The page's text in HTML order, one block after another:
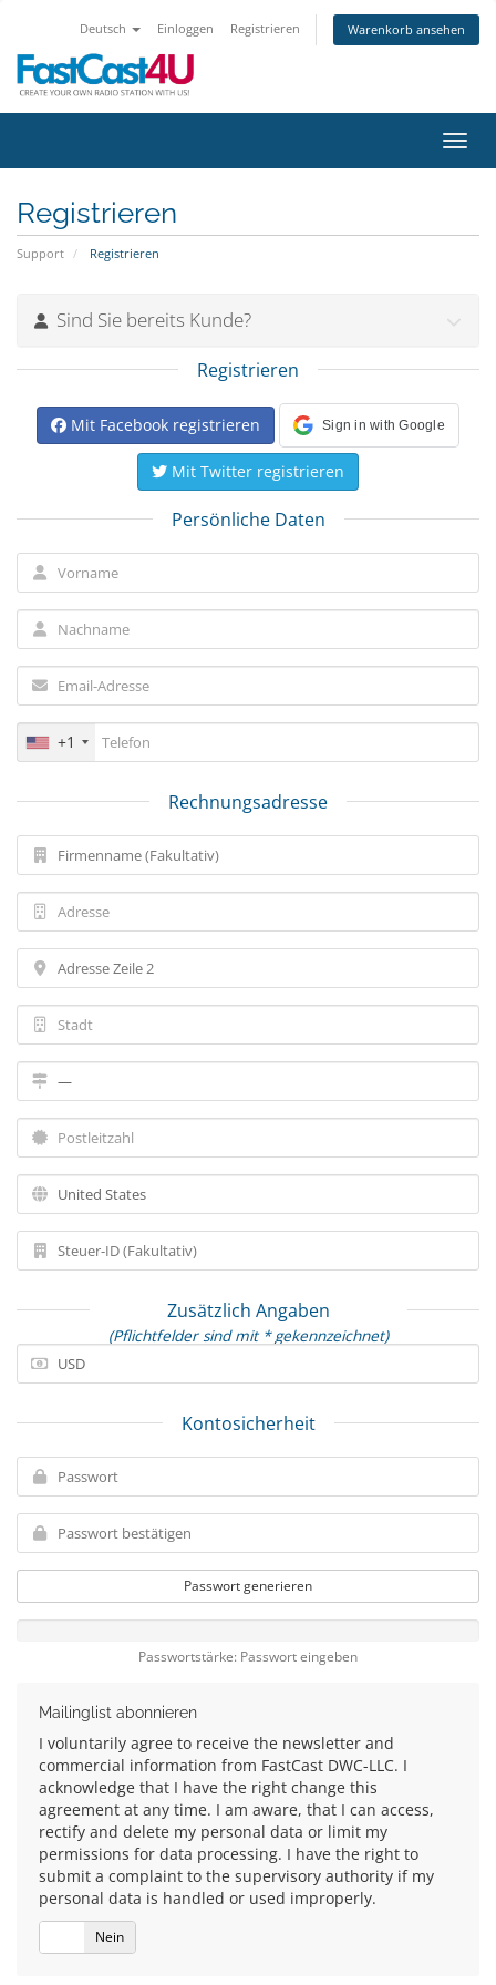
Deutsch Einloggen Registrieren Warenkorb ansehen
Registrieren
Support Registrieren
Sind Sie bereits Kunde?
Registrieren
Mit Facebook registrieren Sign in with Google
Mit Twitter registrieren
Persönliche Daten
+1
Rechnungsadresse
Zusätzlich Angaben
(Pflichtfelder sind mit * gekennzeichnet)
Kontosicherheit
Passwort generieren
Passwortstärke: Passwort eingeben
Mailinglist abonnieren
I voluntarily agree to receive the newsletter and
commercial information from FastCast DWC-LLC. I
acknowledge that I have the right change this
agreement at any time. I am aware, that I can access,
rectify and delete my personal data or limit my
permissions for data processing. I have the right to
submit a complaint to the supervisory authority if my
personal data is handled or used improperly.
Nein